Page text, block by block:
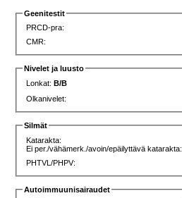
Geenitestit
PRCD-pra:
CMR:
Nivelet ja luusto
Lonkat:B/B
Olkanivelet:
Silmät
Katarakta:
Ei per./vähämerk./avoin/epäilyttävä katarakta:
PHTVL/PHPV:
Autoimmuunisairaudet